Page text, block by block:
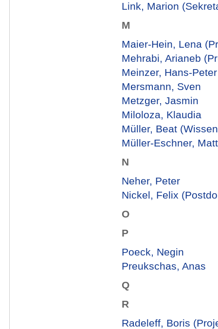
Link, Marion
M
Maier-Hein, Lena
Mehrabi, Arianeb
Meinzer, Hans-
Mersmann, Sven
Metzger, Jasmin
Miloloza, Klaudia
Müller, Beat
Müller-Eschner,
N
Neher, Peter
Nickel, Felix
O
P
Poeck, Negin
Preukschas, Anas
Q
R
Radeleff, Boris